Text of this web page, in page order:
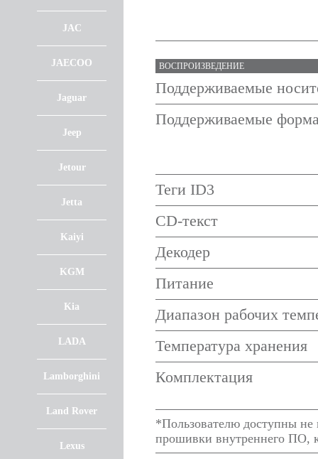
JAC
JAECOO
Jaguar
Jeep
Jetour
Jetta
Kaiyi
KGM
Kia
LADA
Lamborghini
Land Rover
Lexus
ВОСПРОИЗВЕДЕНИЕ
Поддерживаемые
Поддерживаемые
Теги ID3
CD-текст
Декодер
Питание
Диапазон рабочих
Температура хранения
Комплектация
*Пользователю доступны не
прошивки внутреннего ПО,